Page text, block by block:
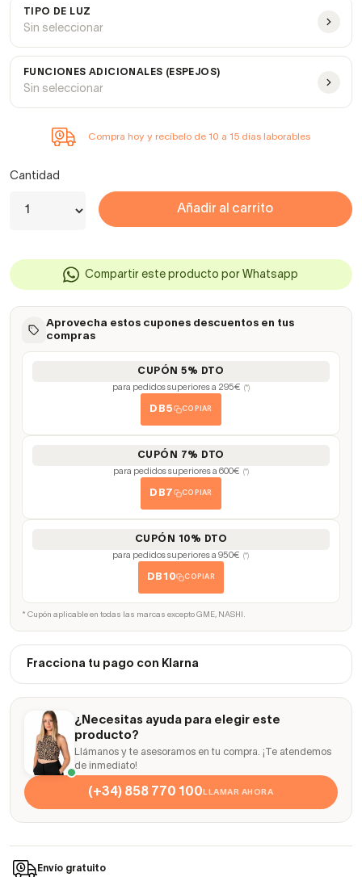
TIPO DE LUZ
Sin seleccionar
FUNCIONES ADICIONALES (ESPEJOS)
Sin seleccionar
Compra hoy y recíbelo de 10 a 15 días laborables
Cantidad
Añadir al carrito
Compartir este producto por Whatsapp
Aprovecha estos cupones descuentos en tus
compras
CUPÓN 5% DTO
para pedidos superiores a 295€ (*)
DB5 COPIAR
CUPÓN 7% DTO
para pedidos superiores a 600€ (*)
DB7 COPIAR
CUPÓN 10% DTO
para pedidos superiores a 950€ (*)
DB10 COPIAR
* Cupón aplicable en todas las marcas excepto GME, NASHI.
Fracciona tu pago con Klarna
¿Necesitas ayuda para elegir este
producto?
Llámanos y te asesoramos en tu compra. ¡Te atendemos
de inmediato!
(+34) 858 770 100LLAMAR AHORA
Envío gratuito